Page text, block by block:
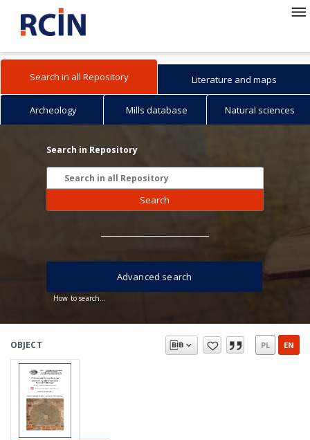
Search in all Repository Literature and maps
Archeology Mills database Natural sciences
Search in Repository
Search
How to search...
Advanced search
OBJECT PL EN